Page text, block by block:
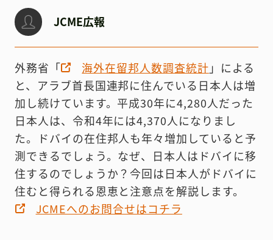
JCME広報
外務省「 海外在留邦人数調査統計 」による
と、アラブ首長国連邦に住んでいる日本人は増
加し続けています。平成30年に4,280人だった
日本人は、令和4年には4,370人になりまし
た。ドバイの在住邦人も年々増加していると予
測できるでしょう。なぜ、日本人はドバイに移
住するのでしょうか？今回は日本人がドバイに
住むと得られる恩恵と注意点を解説します。
JCMEへのお問合せはコチラ